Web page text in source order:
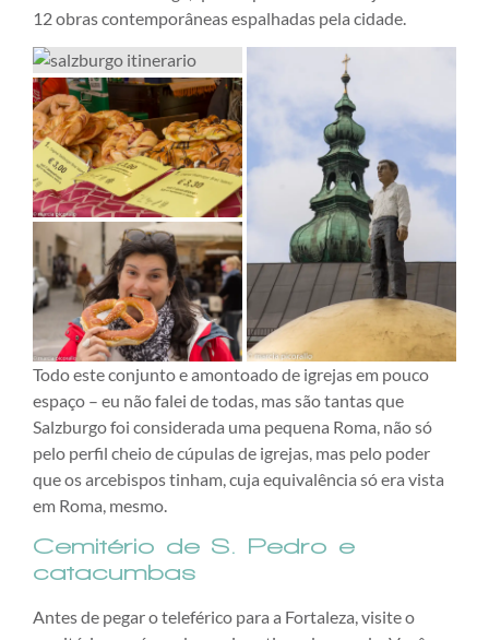
12 obras contemporâneas espalhadas pela cidade.
Todo este conjunto e amontoado de igrejas em pouco
espaço – eu não falei de todas, mas são tantas que
Salzburgo foi considerada uma pequena Roma, não só
pelo perfil cheio de cúpulas de igrejas, mas pelo poder
que os arcebispos tinham, cuja equivalência só era vista
em Roma, mesmo.
Cemitério de S. Pedro e
catacumbas
Antes de pegar o teleférico para a Fortaleza, visite o